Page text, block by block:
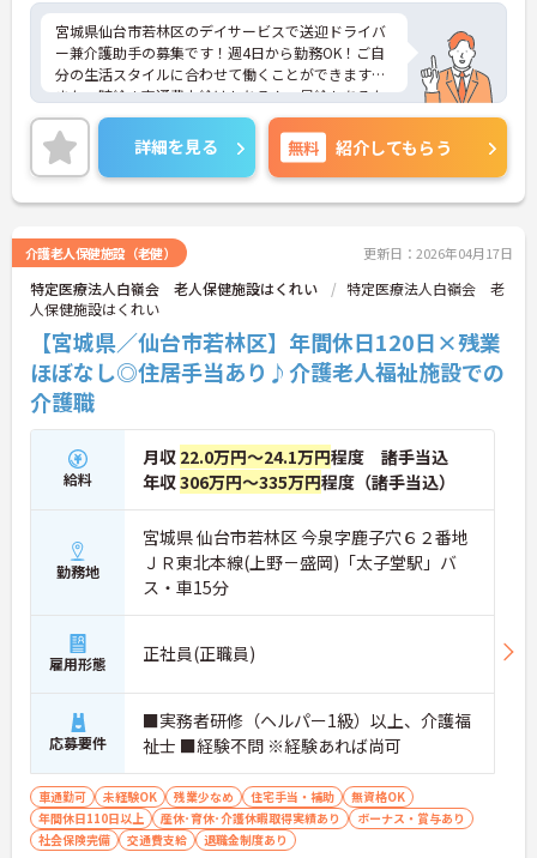
宮城県仙台市若林区のデイサービスで送迎ドライバ
ー兼介護助手の募集です！週4日から勤務OK！ご自
分の生活スタイルに合わせて働くことができます◎
また、時給＋交通費支給はもちろん、昇給もあるた
め、あなたの頑張りがしっかり評価される職場です
♪ご興味のある方は面接ポイントをお伝えしますの
で、お気軽にご連絡ください！
詳細を見る 無料 紹介してもらう
介護老人保健施設（老健） 更新日：2026年04月17日
特定医療法人白嶺会 老人保健施設はくれい
特定医療法人白嶺会 老
人保健施設はくれい
【宮城県／仙台市若林区】年間休日120日×残業
ほぼなし◎住居手当あり♪介護老人福祉施設での
介護職
給料
月収 22.0万円～24.1万円程度 諸手当込
年収306万円～335万円程度（諸手当込）
勤務地
宮城県 仙台市若林区 今泉字鹿子穴６２番地
ＪＲ東北本線(上野－盛岡)「太子堂駅」バ
ス・車15分
雇用形態 正社員(正職員)
応募要件
■実務者研修（ヘルパー1級）以上、介護福
祉士 ■経験不問 ※経験あれば尚可
車通勤可 未経験OK 残業少なめ 住宅手当・補助
無資格OK
年間休日110日以上
産休･育休･介護休暇取得実績あり
ボーナス・賞与あり
社会保険完備
交通費支給 退職金制度あり